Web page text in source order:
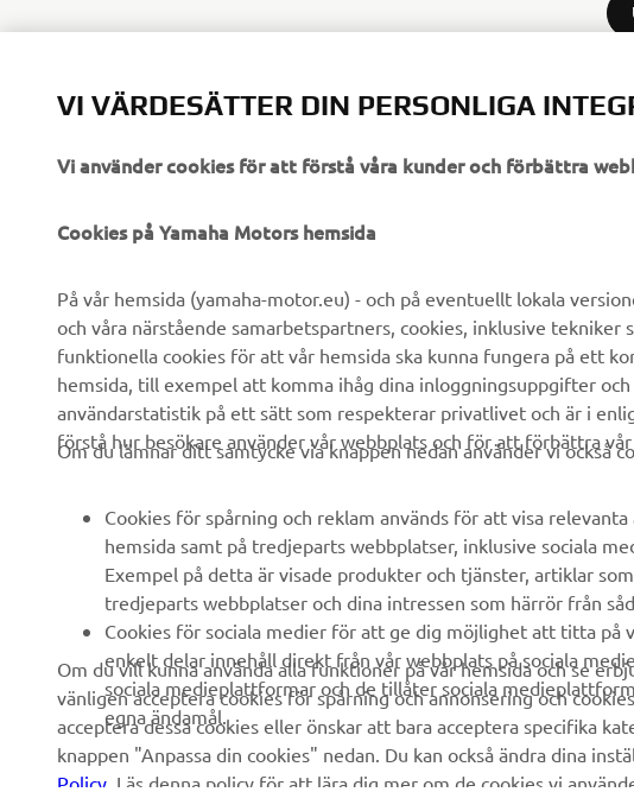
FÖRETAG
Om oss
Nyheter
Yamaha Press
Broschyrer
Bli återförsäljare
Policy för mänskliga
rättigheter
Grundläggande
hållbarhetspolicy
Visselblåsarkanal
B2B
eBike-system
Myndigheter
Golfbanor
Räddningstjänst
Körskolor
Partnerskap
Teknisk information för
oberoende handlare
Yamalube Safety Data
Sheets
Yamaha
Yamaha
Yamaha
VI VÄRDESÄTTER DIN PERSONLIGA
Vi använder cookies för att förstå våra kunder och förbättra
Cookies på Yamaha Motors hemsida
På vår hemsida (yamaha-motor.eu) - och på eventuellt lokala
och våra närstående samarbetspartners, cookies, inklusive tekniker
funktionella cookies för att vår hemsida ska kunna fungera på ett
hemsida, till exempel att komma ihåg dina inloggningsuppgifter
användarstatistik på ett sätt som respekterar privatlivet och är i
förstå hur besökare använder vår webbplats och för att förbättra
Om du lämnar ditt samtycke via knappen nedan använder vi också
Cookies för spårning och reklam används för att visa
hemsida samt på tredjeparts webbplatser, inklusive sociala
Exempel på detta är visade produkter och tjänster, artiklar
tredjeparts webbplatser och dina intressen som härrör från
Cookies för sociala medier för att ge dig möjlighet att titta på
enkelt delar innehåll direkt från vår webbplats på sociala
sociala medieplattformar och de tillåter sociala
egna ändamål.
Om du vill kunna använda alla funktioner på vår hemsida och se
vänligen acceptera cookies för spårning och annonsering och
acceptera dessa cookies eller önskar att bara acceptera specifika
knappen "Anpassa din cookies" nedan. Du kan också ändra dina
Policy . Läs denna policy för att lära dig mer om de cookies vi